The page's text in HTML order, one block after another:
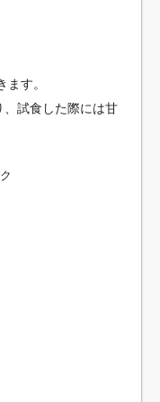
す。
試食した際には甘